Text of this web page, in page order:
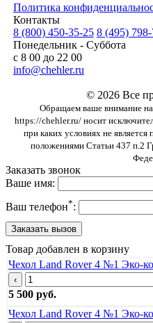
Политика
Контакты
8 (800) 450-35-25 8 (495)
Понедельник - Суббота
с 8 00 до 22 00
info@chehler.ru
© 2026 Все
Обращаем ваше внимание
https://chehler.ru/ носит
при каких условиях не
положениями Статьи 437 п.2
Заказать звонок
Ваше имя:
Ваш телефон*:
Товар добавлен в корзину
Чехол Land Rover 4 №1 Эко-
‹
5 500 руб.
Чехол Land Rover 4 №1 Эко-